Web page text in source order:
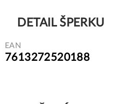
DETAIL ŠPERKU
EAN
7613272520188